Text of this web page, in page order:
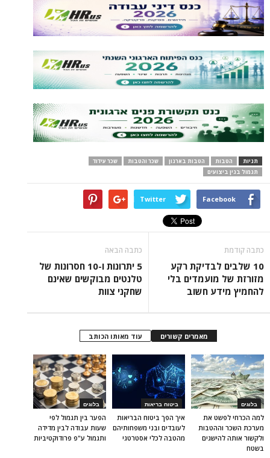
תגיות הטבות הטבות בארגון שכר והטבות
שכר עידוד
תגמול בגין ביצועים
Facebook
Twitter
כתבה קודמת
10 שלבים לבדיקת רקע
מזורזת של מועמדים בלי
להחמיץ מידע חשוב
כתבה הבאה
5 יתרונות ו-10 חסרונות של
טלנטים מבוקשים שאינם
שחקני צוות
מאמרים קשורים עוד מאותו הכותב
בלוגים
הפער בין תגמול לפי
שעות עבודה לבין מדידה
ותגמול ע"פ פרודוקטיביות
ביטוח בריאות
איך הפך ביטוח הבריאות
לעובדים ובני משפחותיהם
מהטבה לכלי אסטרטגי
בלוגים
למה הכרחי לפשט את
מערכת השכר וההטבות
ולקשור אותה להישגים
בשטח